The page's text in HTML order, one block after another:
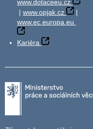
www.dotaceeu.cz
| www.opjak.cz
|
www.ec.europa.eu
Kariéra